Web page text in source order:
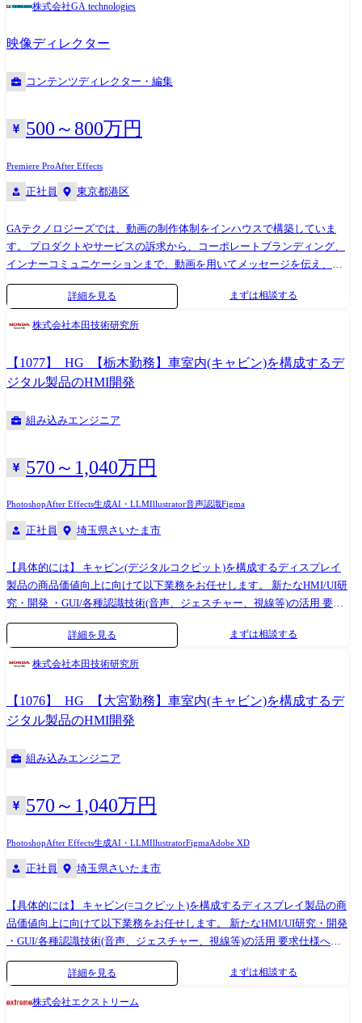
株式会社GA technologies
映像ディレクター
コンテンツディレクター・編集
500～800万円
Premiere ProAfter Effects
正社員 東京都港区
GAテクノロジーズでは、動画の制作体制をインハウスで構築していま
す。 プロダクトやサービスの訴求から、コーポレートブランディング、
インナーコミュニケーションまで、動画を用いてメッセージを伝え、人
の心を動かす。 その動画の企画・演出・編集を行うメンバーを募集しま
す。 大手広告会社出身のクリエーティブディレクター、ポストプロダク
ション出身の動画エディターなどがいるチームで業務を行います。 【具
プロダクトやサービスのプロモーション動画の企画、演出、制作 ・会社
から発信するプレスリリースやニュースに付随した動画の企画・制作 ・
コーポレートブランディングや、採用ブランディングを目的とした動画
ートナー企業(プロダクションなど)との協業のディレクションなど
詳細を見る まずは相談する
株式会社本田技術研究所
【1077】_HG_【栃木勤務】車室内(キャビン)を構成するデ
ジタル製品のHMI開発
組み込みエンジニア
570～1,040万円
PhotoshopAfter Effects生成AI・LLMIllustrator音声認識Figma
正社員 埼玉県さいたま市
【具体的には】 キャビン(デジタルコクピット)を構成するディスプレイ
製品の商品価値向上に向けて以下業務をお任せします。 新たなHMI/UI研
究・開発 ・GUI/各種認識技術(音声、ジェスチャー、視線等)の活用 要求
仕様への落とし込み ・お客様のニーズとメンタルモデル(インサイト/潜
在ニーズなど)の把握 ・上記内容や、世の中の技術トレンド、車の機能を
イル/ウォーターフォールプロセス双方を織交ぜながら進めていきます。
製品作りこみ ・協力取引先様と協調しながら製品の作りこみ ・机上検
証、実車、実環境での検証を実施 ※海外拠点との協調や海外での調査・
れ、現地ユーザーの声に直接触れながら製品の開発を推進できます。 ※
換を命じる場合があります 【ご担当コンポーネント・システム例】 ・デ
ィスプレイオーディオ(Google Automotive Services採用) ・スクリーンオ
After Effect, Axure, XD ・Rightware Kanzi、Candera CGI Studio、Figma
詳細を見る まずは相談する
株式会社本田技術研究所
【1076】_HG_【大宮勤務】車室内(キャビン)を構成するデ
ジタル製品のHMI開発
組み込みエンジニア
570～1,040万円
PhotoshopAfter Effects生成AI・LLMIllustratorFigmaAdobe XD
正社員 埼玉県さいたま市
【具体的には】 キャビン(=コクピット)を構成するディスプレイ製品の商
品価値向上に向けて以下業務をお任せします。 新たなHMI/UI研究・開発
・GUI/各種認識技術(音声、ジェスチャー、視線等)の活用 要求仕様への
落とし込み ・お客様のニーズとメンタルモデル(インサイト/潜在ニーズ
など)の把握 ・上記内容や、世の中の技術トレンド、車の機能を踏まえ
た、要求仕様への落とし込み ・人の特性研究、モックアップを用いた被
詳細を見る まずは相談する
株式会社エクストリーム